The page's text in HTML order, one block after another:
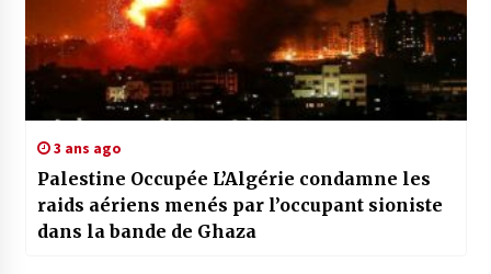
3 ans ago
Palestine Occupée L’Algérie condamne les
raids aériens menés par l’occupant sioniste
dans la bande de Ghaza